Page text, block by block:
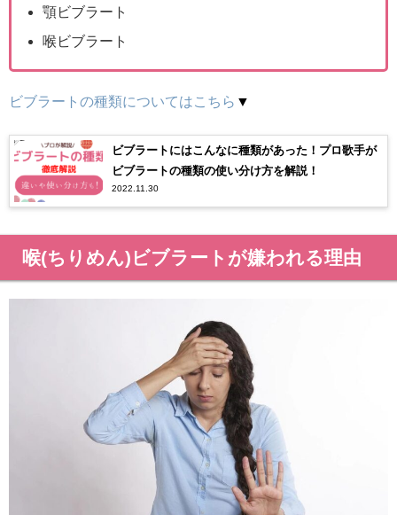
顎ビブラート
喉ビブラート
ビブラートの種類についてはこちら ▼
ビブラートにはこんなに種類があった！プロ歌手が
ビブラートの種類の使い分け方を解説！
2022.11.30
喉(ちりめん)ビブラートが嫌われる理由